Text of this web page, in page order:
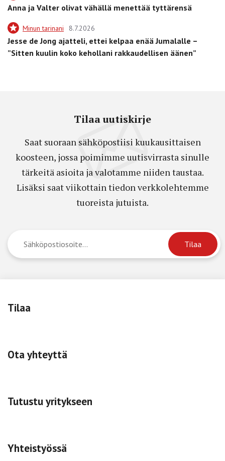
Anna ja Valter olivat vähällä menettää tyttärensä
Minun tarinani 8.7.2026
Jesse de Jong ajatteli, ettei kelpaa enää Jumalalle –
”Sitten kuulin koko kehollani rakkaudellisen äänen”
Tilaa uutiskirje
Saat suoraan sähköpostiisi kuukausittaisen
koosteen, jossa poimimme uutisvirrasta sinulle
tärkeitä asioita ja valotamme niiden taustaa.
Lisäksi saat viikottain tiedon verkkolehtemme
tuoreista jutuista.
Tilaa
Ota yhteyttä
Tutustu yritykseen
Yhteistyössä